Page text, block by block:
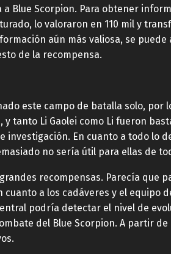
Blue Scorpion. Para obtener
lo valoraron en 110 mil y
aún más valiosa, se puede
de la recompensa.
este campo de batalla solo, por
tanto Li Gaolei como Li fueron
En cuanto a todo lo
no sería útil para ellas de
recompensas. Parecía que
a los cadáveres y el equipo
podría detectar el nivel de
del Blue Scorpion. A partir